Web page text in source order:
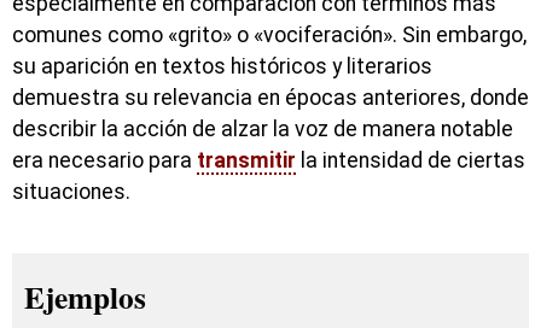
comunes como «grito» o «vociferación». Sin embargo,
su aparición en textos históricos y literarios
demuestra su relevancia en épocas anteriores, donde
describir la acción de alzar la voz de manera notable
era necesario para transmitir la intensidad de ciertas
situaciones.
Ejemplos